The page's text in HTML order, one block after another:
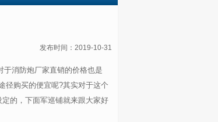
发布时间：2019-10-31
消防炮厂家直销的价格也是
径购买的便宜呢?其实对于这个
的，下面军巡铺就来跟大家好